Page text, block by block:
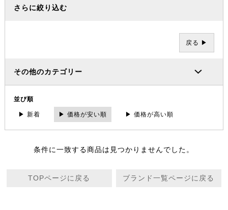
さらに絞り込む
戻る ▶
その他のカテゴリー
並び順
▶ 新着 ▶ 価格が安い順 ▶ 価格が高い順
条件に一致する商品は見つかりませんでした。
TOPページに戻る ブランド一覧ページに戻る